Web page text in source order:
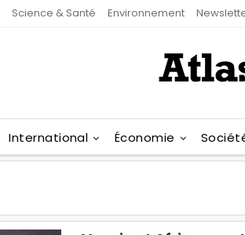
Science & Santé Environnement
International Économie